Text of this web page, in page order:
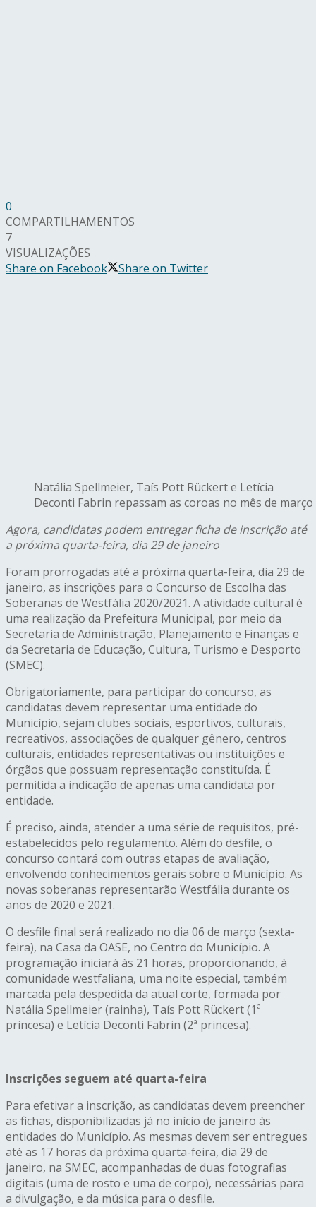
0
COMPARTILHAMENTOS
7
VISUALIZAÇÕES
Share on Facebook
Share on Twitter
Natália Spellmeier, Taís Pott Rückert e Letícia
Deconti Fabrin repassam as coroas no mês de março
Agora, candidatas podem entregar ficha de inscrição até
a próxima quarta-feira, dia 29 de janeiro
Foram prorrogadas até a próxima quarta-feira, dia 29 de
janeiro, as inscrições para o Concurso de Escolha das
Soberanas de Westfália 2020/2021. A atividade cultural é
uma realização da Prefeitura Municipal, por meio da
Secretaria de Administração, Planejamento e Finanças e
da Secretaria de Educação, Cultura, Turismo e Desporto
(SMEC).
Obrigatoriamente, para participar do concurso, as
candidatas devem representar uma entidade do
Município, sejam clubes sociais, esportivos, culturais,
recreativos, associações de qualquer gênero, centros
culturais, entidades representativas ou instituições e
órgãos que possuam representação constituída. É
permitida a indicação de apenas uma candidata por
entidade.
É preciso, ainda, atender a uma série de requisitos, pré-
estabelecidos pelo regulamento. Além do desfile, o
concurso contará com outras etapas de avaliação,
envolvendo conhecimentos gerais sobre o Município. As
novas soberanas representarão Westfália durante os
anos de 2020 e 2021.
O desfile final será realizado no dia 06 de março (sexta-
feira), na Casa da OASE, no Centro do Município. A
programação iniciará às 21 horas, proporcionando, à
comunidade westfaliana, uma noite especial, também
marcada pela despedida da atual corte, formada por
Natália Spellmeier (rainha), Taís Pott Rückert (1ª
princesa) e Letícia Deconti Fabrin (2ª princesa).
Inscrições seguem até quarta-feira
Para efetivar a inscrição, as candidatas devem preencher
as fichas, disponibilizadas já no início de janeiro às
entidades do Município. As mesmas devem ser entregues
até as 17 horas da próxima quarta-feira, dia 29 de
janeiro, na SMEC, acompanhadas de duas fotografias
digitais (uma de rosto e uma de corpo), necessárias para
a divulgação, e da música para o desfile.